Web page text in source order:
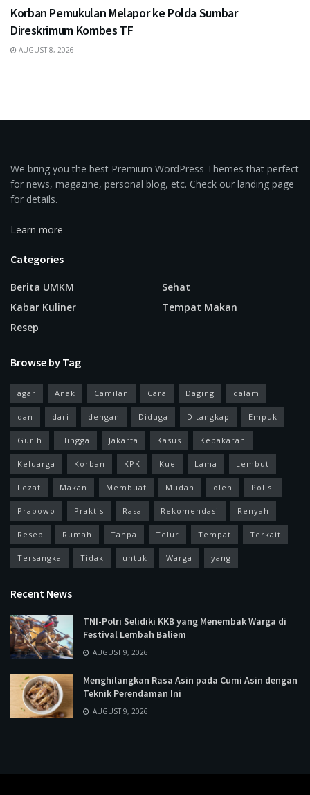
Korban Pemukulan Melapor ke Polda Sumbar
Direskrimum Kombes TF
AUGUST 8, 2026
We bring you the best Premium WordPress Themes that perfect
for news, magazine, personal blog, etc. Check our landing page
for details.
Learn more
Categories
Berita UMKM
Kabar Kuliner
Resep
Sehat
Tempat Makan
Browse by Tag
agar Anak Camilan Cara Daging dalam
dan dari dengan Diduga Ditangkap Empuk
Gurih Hingga Jakarta Kasus Kebakaran
Keluarga Korban KPK Kue Lama Lembut
Lezat Makan Membuat Mudah oleh Polisi
Prabowo Praktis Rasa Rekomendasi Renyah
Resep Rumah Tanpa Telur Tempat Terkait
Tersangka Tidak untuk Warga yang
Recent News
TNI-Polri Selidiki KKB yang Menembak Warga di
Festival Lembah Baliem
AUGUST 9, 2026
Menghilangkan Rasa Asin pada Cumi Asin dengan
Teknik Perendaman Ini
AUGUST 9, 2026